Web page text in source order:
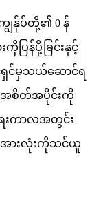
ျွန်ုပ်တို့၏ 0 န်
ပြန်ပို့ခြင်းနှင့်
ရှင်မှသယ်ဆောင်ရ
စိတ်အပိုင်းကို
းကာလအတွင်း
းအားလုံးကိုသင်ယူ